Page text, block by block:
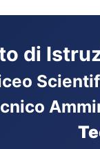
di